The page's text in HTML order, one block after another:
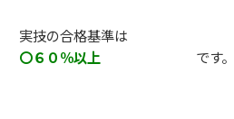
実技の合格基準は
〇６０％以上 です。